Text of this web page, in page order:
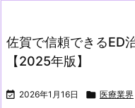
佐賀で信頼できるED
【2025年版】
 2026年1月16日  医療業界